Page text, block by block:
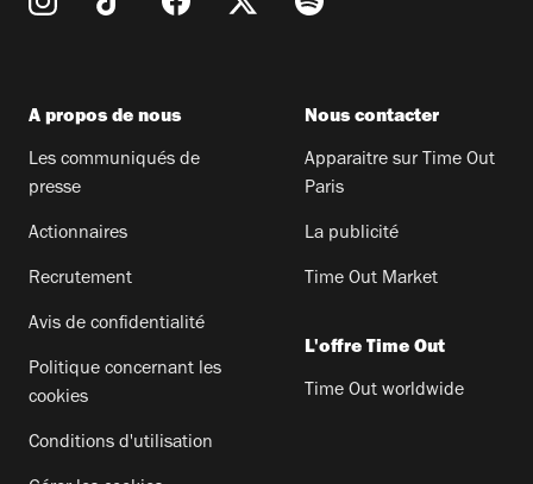
A propos de nous
Les communiqués de
presse
Actionnaires
Recrutement
Avis de confidentialité
Politique concernant les
cookies
Conditions d'utilisation
Nous contacter
Apparaitre sur Time Out
Paris
La publicité
Time Out Market
L'offre Time Out
Time Out worldwide